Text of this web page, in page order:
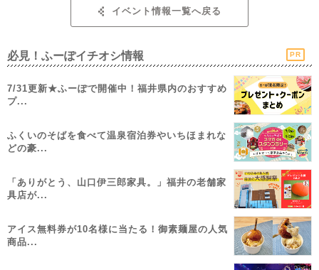
イベント情報一覧へ戻る
必見！ふーぽイチオシ情報 PR
7/31更新★ふーぽで開催中！福井県内のおすすめ
プ...
ふくいのそばを食べて温泉宿泊券やいちほまれな
どの豪...
「ありがとう、山口伊三郎家具。」福井の老舗家
具店が...
アイス無料券が10名様に当たる！御素麺屋の人気
商品...